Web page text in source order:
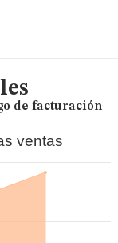
de facturación
ventas